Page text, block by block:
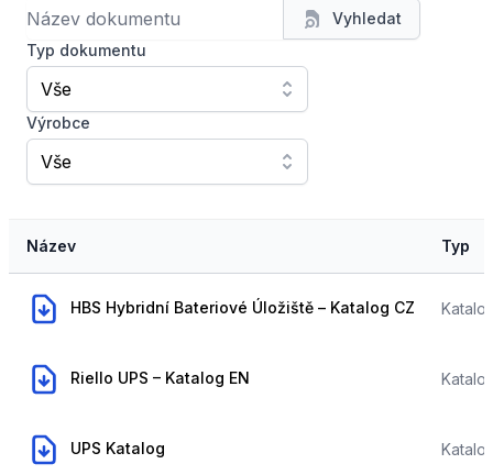
Vyhledat
Typ dokumentu
Vše
Výrobce
Vše
Název Typ
, HBS Hybridní Bateriové Úložiště – Katalog CZ
HBS Hybridní Bateriové Úložiště – Katalog CZ
,Riello UPS – Katalog EN
Riello UPS – Katalog EN
, UPS Katalog
UPS Katalog